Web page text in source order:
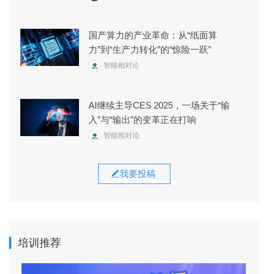
国产算力的产业革命：从“纸面算
力”到“生产力转化”的“惊险一跃”
智能相对论
AI继续主导CES 2025，一场关于“输
入”与“输出”的变革正在打响
智能相对论
我要投稿
培训推荐